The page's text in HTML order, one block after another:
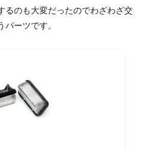
るのも大変だったのでわざわざ交
ーツです。